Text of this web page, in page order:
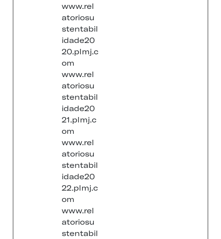
www.rel
atoriosu
stentabil
idade20
20.plmj.c
om
www.rel
atoriosu
stentabil
idade20
21.plmj.c
om
www.rel
atoriosu
stentabil
idade20
22.plmj.c
om
www.rel
atoriosu
stentabil